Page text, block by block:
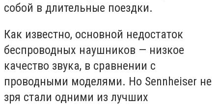
собой в длительные поездки.
Как известно, основной недостаток
беспроводных наушников — низкое
качество звука, в сравнении с
проводными моделями. Но Sennheiser не
зря стали одними из лучших